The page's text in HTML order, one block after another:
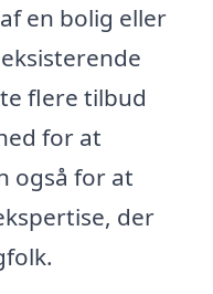
en bolig eller
flere tilbud
for at
også for at
der